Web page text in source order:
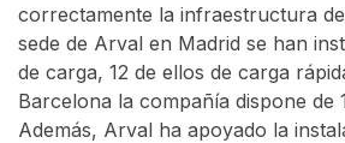
correctamente la infraestructura
sede de Arval en Madrid se han
de carga, 12 de ellos de carga
Barcelona la compañía dispone de
Además, Arval ha apoyado la